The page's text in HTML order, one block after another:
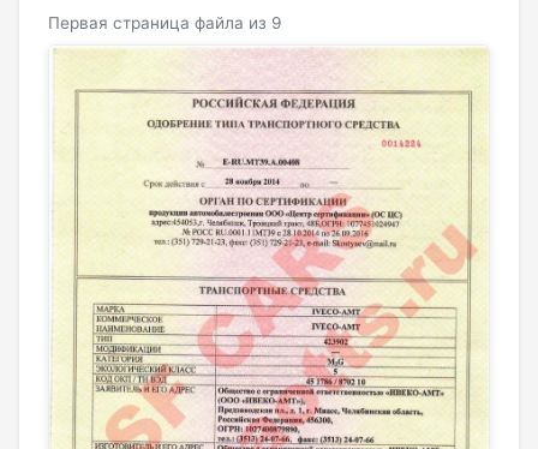
Первая страница файла из 9